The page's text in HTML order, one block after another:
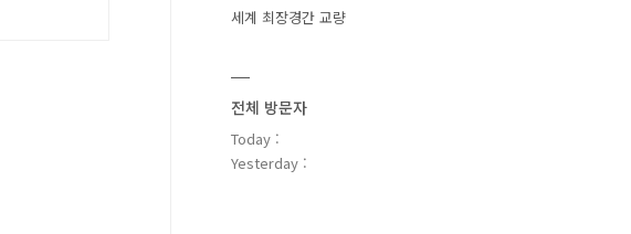
세계 최장경간 교량
전체 방문자
Today :
Yesterday :